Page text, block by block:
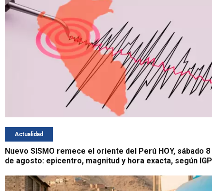
Actualidad
Nuevo SISMO remece el oriente del Perú HOY, sábado 8
de agosto: epicentro, magnitud y hora exacta, según IGP